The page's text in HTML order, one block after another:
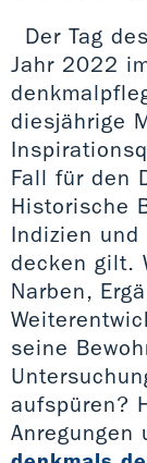
Der Tag
Jahr 2022
diesjährige
Fall für den
Historische
Indizien
decken gilt.
Narben,
seine
aufspüren?
Anregungen